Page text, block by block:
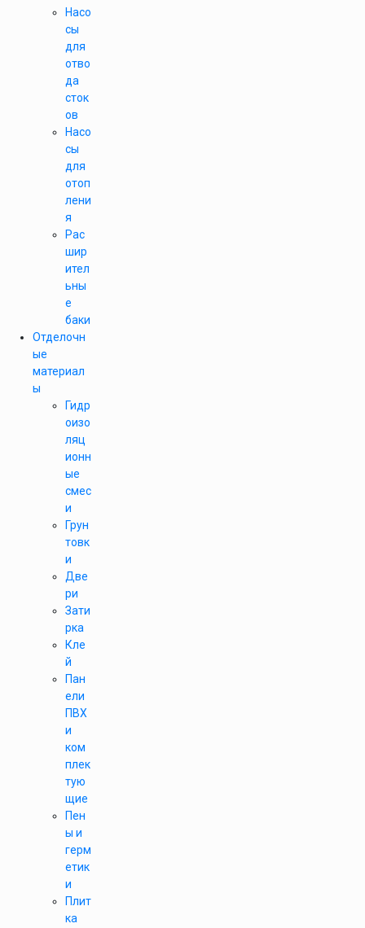
Насо
сы
для
отво
да
сток
ов
Насо
сы
для
отоп
лени
я
Рас
шир
ител
ьны
е
баки
Отделочн
ые
материал
ы
Гидр
оизо
ляц
ионн
ые
смес
и
Грун
товк
и
Две
ри
Зати
рка
Кле
й
Пан
ели
ПВХ
и
ком
плек
тую
щие
Пен
ы и
герм
етик
и
Плит
ка